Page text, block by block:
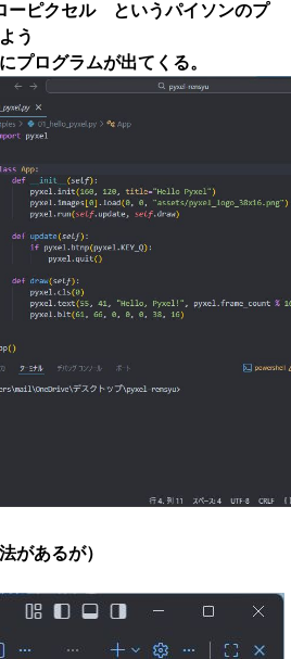
ーピクセル というパイソンのプ
う
プログラムが出てくる。
があるが）